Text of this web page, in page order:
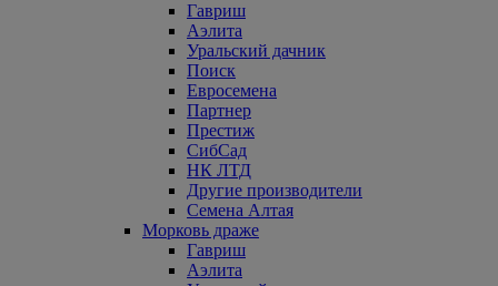
Гавриш
Аэлита
Уральский дачник
Поиск
Евросемена
Партнер
Престиж
СибСад
НК ЛТД
Другие производители
Семена Алтая
Морковь драже
Гавриш
Аэлита